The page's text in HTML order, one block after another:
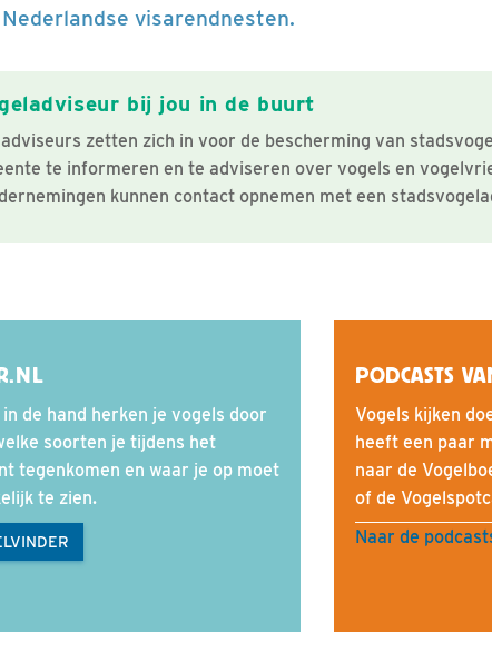
visarendnesten.
bij jou in de buurt
zetten zich in voor de bescherming van
te informeren en te adviseren over vogels en
kunnen contact opnemen met een
de hand herken je vogels door
soorten je tijdens het
tegenkomen en waar je op moet
te zien.
PODCASTS
Vogels kijken
heeft een paar
naar de
of de
Naar de